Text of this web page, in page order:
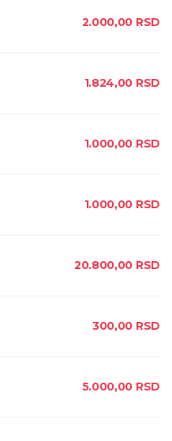
2.000,00 RSD
1.824,00 RSD
1.000,00 RSD
1.000,00 RSD
20.800,00 RSD
300,00 RSD
5.000,00 RSD